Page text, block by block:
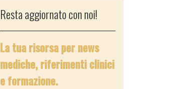
Resta aggiornato con noi!
La tua risorsa per news
mediche, riferimenti clinici
e formazione.